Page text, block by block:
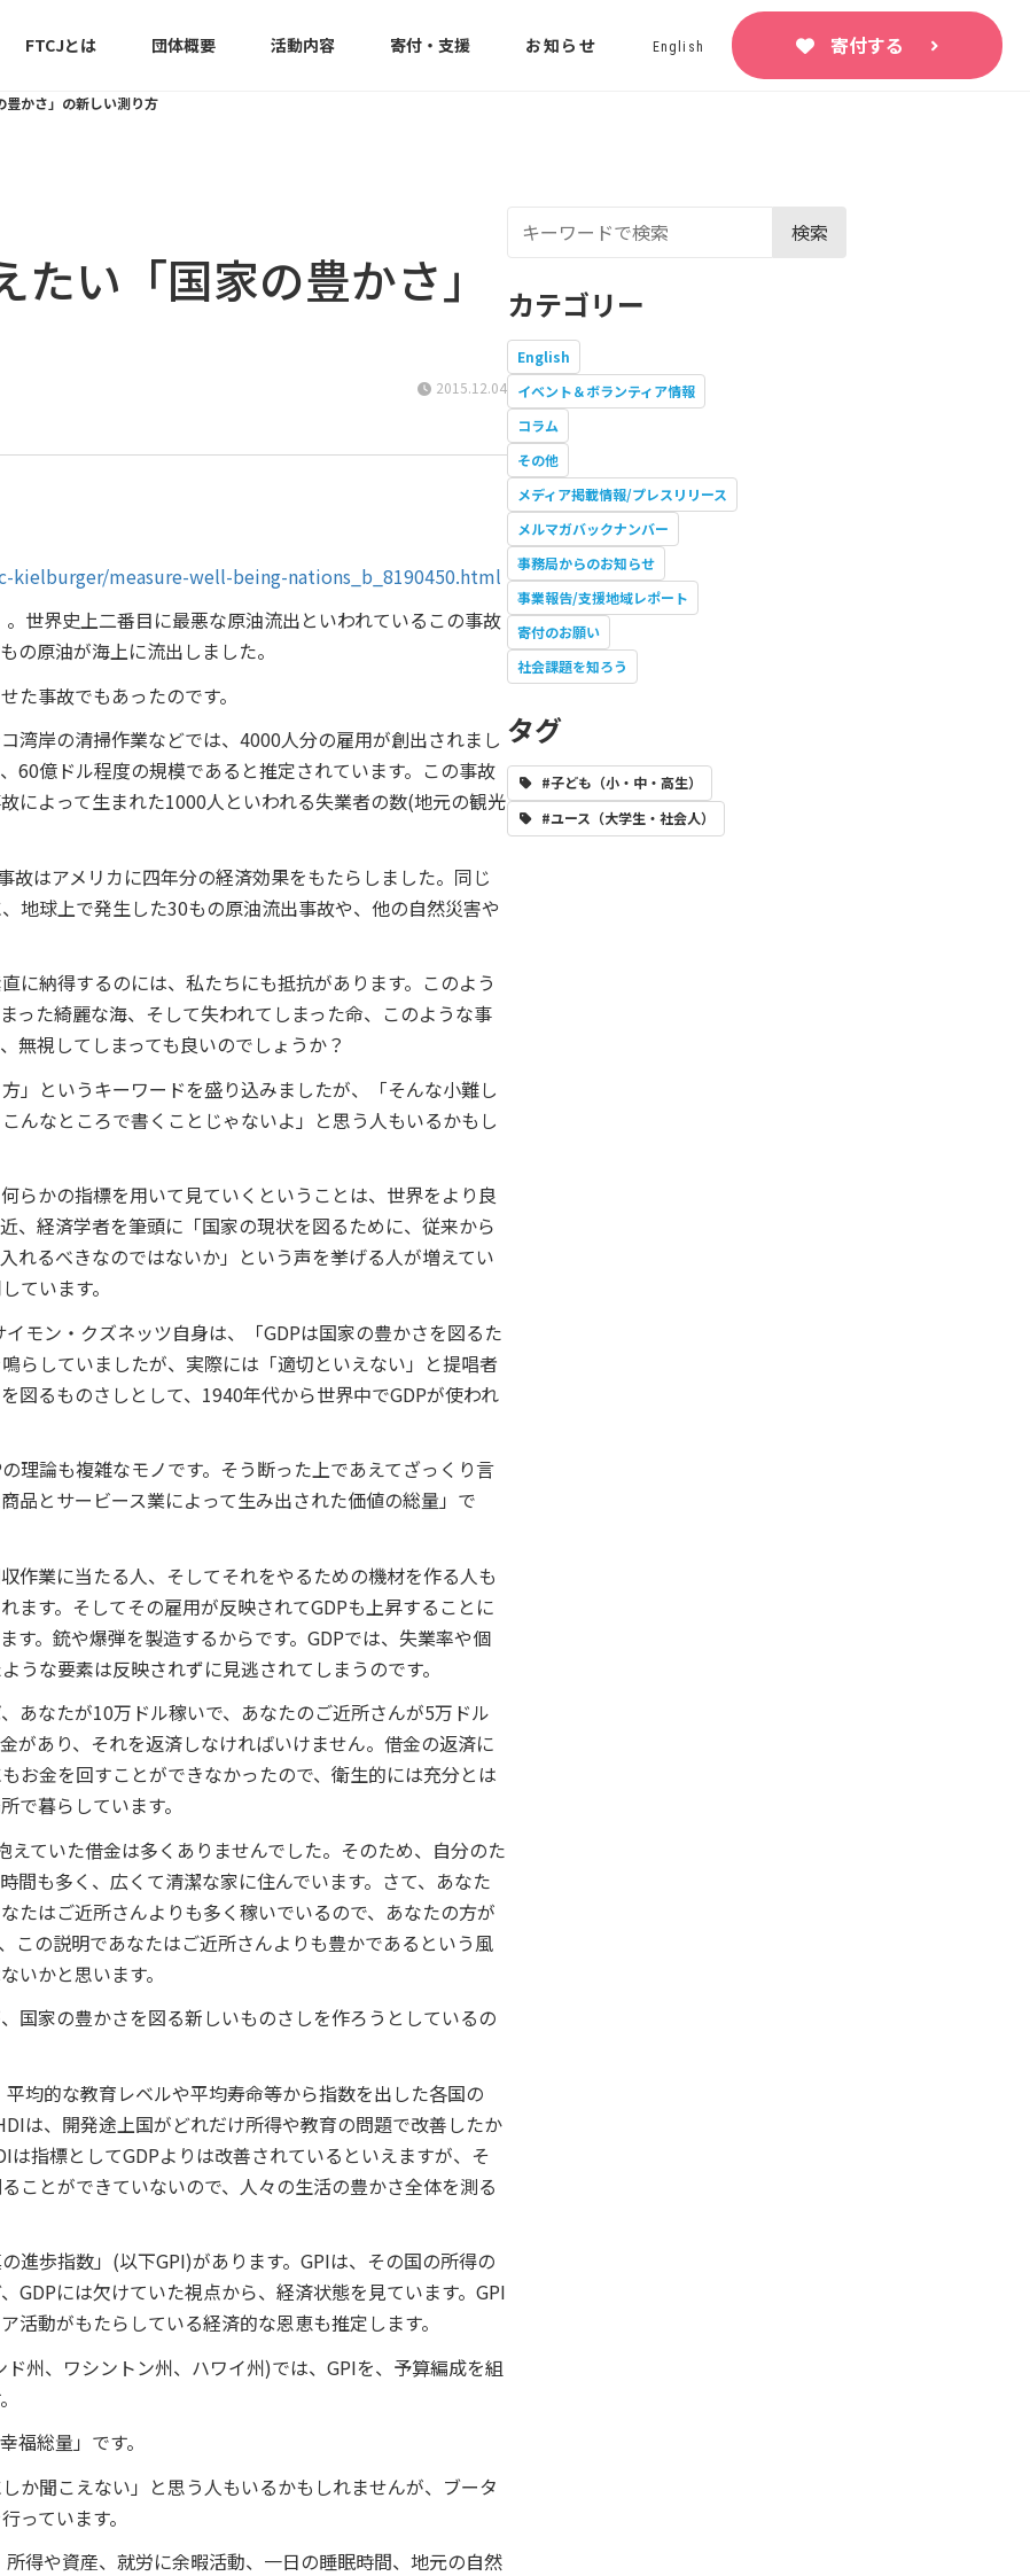
FTCJとは 団体概要 活動内容 寄付・支援 お知らせ English 寄付する
豊かさ」の新しい測り方
い「国家の豊かさ」
2015.12.04
measure-well-being-nations_b_8190450.html
世界史上二番目に最悪な原油流出といわれているこの事故
の原油が海上に流出しました。
た事故でもあったのです。
湾岸の清掃作業などでは、4000人分の雇用が創出されまし
60億ドル程度の規模であると推定されています。この事故
によって生まれた1000人といわれる失業者の数(地元の観光
故はアメリカに四年分の経済効果をもたらしました。同じ
地球上で発生した30もの原油流出事故や、他の自然災害や
に納得するのには、私たちにも抵抗があります。このよう
った綺麗な海、そして失われてしまった命、このような事
無視してしまっても良いのでしょうか？
」というキーワードを盛り込みましたが、「そんな小難し
んなところで書くことじゃないよ」と思う人もいるかもし
らかの指標を用いて見ていくということは、世界をより良
、経済学者を筆頭に「国家の現状を図るために、従来から
れるべきなのではないか」という声を挙げる人が増えてい
ています。
モン・クズネッツ自身は、「GDPは国家の豊かさを図るた
らしていましたが、実際には「適切といえない」と提唱者
図るものさしとして、1940年代から世界中でGDPが使われ
理論も複雑なモノです。そう断った上であえてざっくり言
品とサービース業によって生み出された価値の総量」で
作業に当たる人、そしてそれをやるための機材を作る人も
ます。そしてその雇用が反映されてGDPも上昇することに
す。銃や爆弾を製造するからです。GDPでは、失業率や個
うな要素は反映されずに見逃されてしまうのです。
あなたが10万ドル稼いで、あなたのご近所さんが5万ドル
があり、それを返済しなければいけません。借金の返済に
お金を回すことができなかったので、衛生的には充分とは
で暮らしています。
ていた借金は多くありませんでした。そのため、自分のた
間も多く、広くて清潔な家に住んでいます。さて、あなた
たはご近所さんよりも多く稼いでいるので、あなたの方が
この説明であなたはご近所さんよりも豊かであるという風
かと思います。
国家の豊かさを図る新しいものさしを作ろうとしているの
均的な教育レベルや平均寿命等から指数を出した各国の
は、開発途上国がどれだけ所得や教育の問題で改善したか
指標としてGDPよりは改善されているといえますが、そ
ことができていないので、人々の生活の豊かさ全体を測る
進歩指数」(以下GPI)があります。GPIは、その国の所得の
GDPには欠けていた視点から、経済状態を見ています。GPI
動がもたらしている経済的な恩恵も推定します。
州、ワシントン州、ハワイ州)では、GPIを、予算編成を組
福総量」です。
か聞こえない」と思う人もいるかもしれませんが、ブータ
っています。
得や資産、就労に余暇活動、一日の睡眠時間、地元の自然
検索
カテゴリー
English
イベント＆ボランティア情報
コラム
その他
メディア掲載情報/プレスリリース
メルマガバックナンバー
事務局からのお知らせ
事業報告/支援地域レポート
寄付のお願い
社会課題を知ろう
タグ
#子ども（小・中・高生）
#ユース（大学生・社会人）